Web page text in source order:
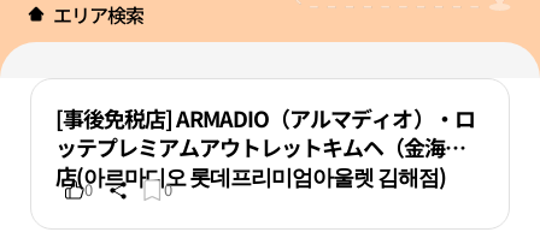
エリア検索
[事後免税店] ARMADIO（アルマディオ）・ロ
ッテプレミアムアウトレットキムヘ（金海）
店(아르마디오 롯데프리미엄아울렛 김해점)
0 0